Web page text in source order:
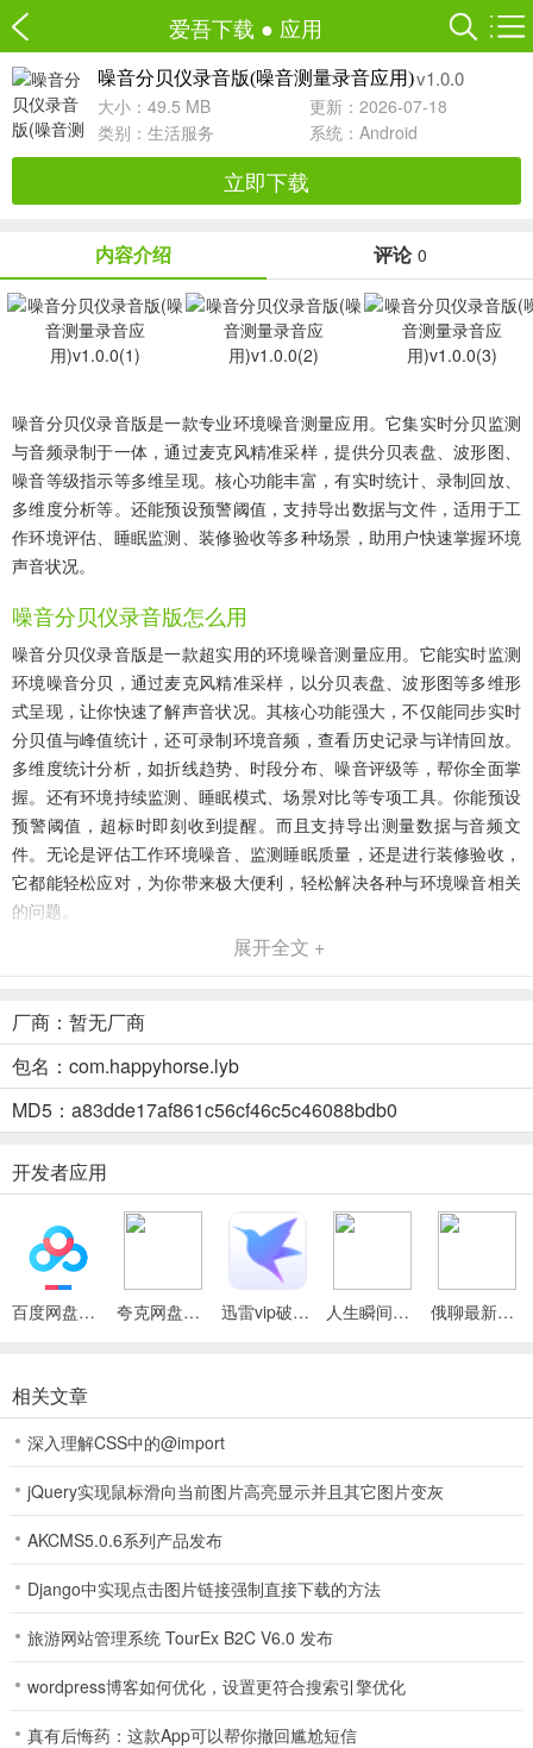
爱吾下载 ● 应用
噪音分贝仪录音版(噪音测量录音应用)v1.0.0
大小：49.5 MB
更新：2026-07-18
类别： 生活服务 系统：Android
立即下载
内容介绍 评论 0
噪音分贝仪录音版是一款专业环境噪音测量应用。它集实时分贝监测
与音频录制于一体，通过麦克风精准采样，提供分贝表盘、波形图、
噪音等级指示等多维呈现。核心功能丰富，有实时统计、录制回放、
多维度分析等。还能预设预警阈值，支持导出数据与文件，适用于工
作环境评估、睡眠监测、装修验收等多种场景，助用户快速掌握环境
声音状况。
噪音分贝仪录音版怎么用
噪音分贝仪录音版是一款超实用的环境噪音测量应用。它能实时监测
环境噪音分贝，通过麦克风精准采样，以分贝表盘、波形图等多维形
式呈现，让你快速了解声音状况。其核心功能强大，不仅能同步实时
分贝值与峰值统计，还可录制环境音频，查看历史记录与详情回放。
多维度统计分析，如折线趋势、时段分布、噪音评级等，帮你全面掌
握。还有环境持续监测、睡眠模式、场景对比等专项工具。你能预设
预警阈值，超标时即刻收到提醒。而且支持导出测量数据与音频文
件。无论是评估工作环境噪音、监测睡眠质量，还是进行装修验收，
它都能轻松应对，为你带来极大便利，轻松解决各种与环境噪音相关
的问题。
噪音分贝仪录音版(噪音测量录音应用)优势
面满足多样需求。
2. 精准采样：通过麦克风精准采样，多维呈现声音状况，助用户快速
掌握环境音。
场景。
噪音分贝仪录音版(噪音测量录音应用)功能
1、实时统计分贝值与峰值，同步呈现让你快速了解环境噪音强度。
2、可同步录制环境音频，方便留存声音信息，随时回顾特定场景。
4、预设预警阈值，超标即时提醒，全方位保障你的生活工作环境。
5、支持导出测量数据与音频文件，适用于多种场景，满足多样需求。
噪音分贝仪录音版(噪音测量录音应用)使用说明
1. 精准采样：通过麦克风精准采样，呈现分贝表盘、波形图、噪音等
历史记录与详情回放、多维度统计分析等。
3. 专项工具实用：设有环境持续监测、睡眠模式、场景对比等专项工
展开全文 +
厂商：暂无厂商
包名：com.happyhorse.lyb
MD5：a83dde17af861c56cf46c5c46088bdb0
开发者应用
百度网盘绿色免安装Pc电脑版 夸克网盘官方正式版 迅雷vip破解版永久会员2024版 人生瞬间最新手机版 俄聊最新手机版
相关文章
深入理解CSS中的@import
jQuery实现鼠标滑向当前图片高亮显示并且其它图片变灰
AKCMS5.0.6系列产品发布
Django中实现点击图片链接强制直接下载的方法
旅游网站管理系统 TourEx B2C V6.0 发布
wordpress博客如何优化，设置更符合搜索引擎优化
真有后悔药：这款App可以帮你撤回尴尬短信